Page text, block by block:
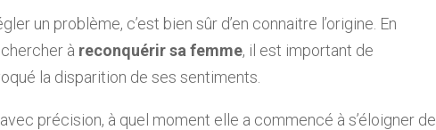
un problème, c’est bien sûr d’en connaitre l’origine. En
à reconquérir sa femme, il est important de
la disparition de ses sentiments.
précision, à quel moment elle a commencé à s’éloigner de